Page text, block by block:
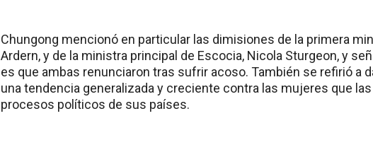
Chungong mencionó en particular las dimisiones de la primera
Ardern, y de la ministra principal de Escocia, Nicola Sturgeon, y
es que ambas renunciaron tras sufrir acoso. También se refirió a
una tendencia generalizada y creciente contra las mujeres que
procesos políticos de sus países.